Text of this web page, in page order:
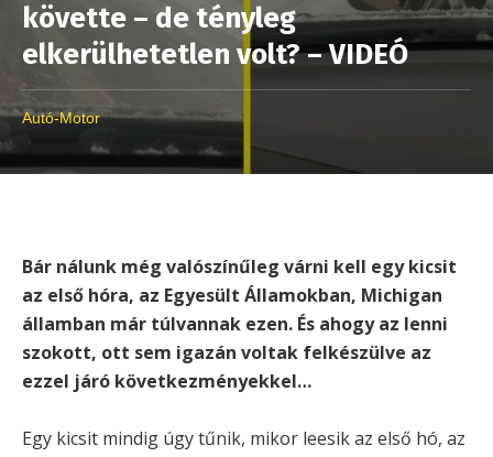
követte – de tényleg
elkerülhetetlen volt? – VIDEÓ
Autó-Motor
Bár nálunk még valószínűleg várni kell egy kicsit
az első hóra, az Egyesült Államokban, Michigan
államban már túlvannak ezen. És ahogy az lenni
szokott, ott sem igazán voltak felkészülve az
ezzel járó következményekkel…
Egy kicsit mindig úgy tűnik, mikor leesik az első hó, az